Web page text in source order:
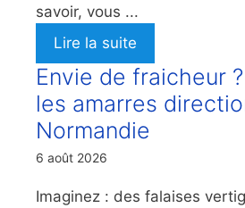
savoir, vous ...
Lire la suite
Envie de fraicheur
les amarres
Normandie
6 août 2026
Imaginez : des falaises